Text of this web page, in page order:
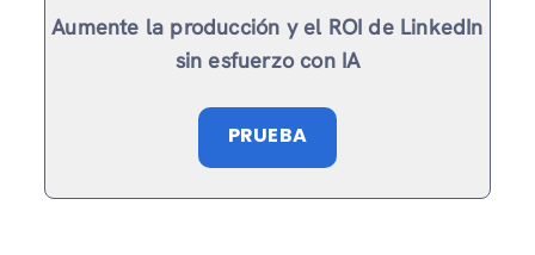
Aumente la producción y el ROI de LinkedIn
sin esfuerzo con IA
PRUEBA